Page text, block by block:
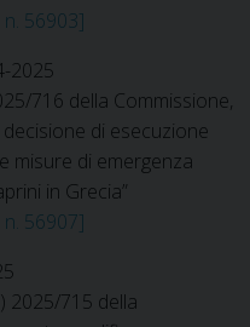
n. 56903]
2025
716 della Commissione,
di esecuzione
misure di emergenza
in Grecia”
n. 56907]
2025/715 della